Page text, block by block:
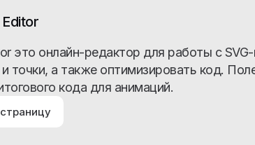
это онлайн-редактор для работы с
точки, а также оптимизировать код.
кода для анимаций.